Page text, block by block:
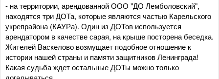
- на территории, арендованной ООО "ДО Лемболовский",
находятся три ДОТа, которые являются частью Карельского
укрепрайона (КАУРа). Один из ДОТов используется
арендатором в качестве сарая, на крыше посторена беседка.
Жителей Васкелово возмущает подобное отношение к
истории нашей страны и памяти защитников Ленинграда!
Какая судьба ждет остальные ДОТы можно только